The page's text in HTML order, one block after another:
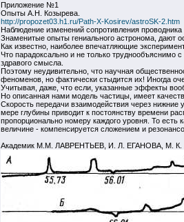
Приложение №1
Опыты А.Н. Козырева.
http://propozet03.h1.ru/Path-X-Kosirev/astroSK-2.htm
Наблюдение изменений сопротивления
Знаменитые опыты гениального астронома, дают
Как известно, наиболее впечатляющие
Что парадоксально и не только труднообъяснимо
здравого смысла.
Поэтому неудивительно, что научная
феноменов, но фактически стыдится их! Иногда
Учитывая, даже, что если, указанные эффекты
Но описанная нами модель частицы, имеет
Скорость передачи взаимодействия через нижние
мере глубины приводит к постоянству времени
пропорционально номеру каждого уровня. То есть
величине - компенсируется сложением и
Академик М.М. ЛАВРЕНТЬЕВ, И. Л. ЕГАНОВА,